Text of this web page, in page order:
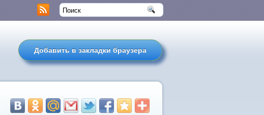
Добавить в закладки браузера